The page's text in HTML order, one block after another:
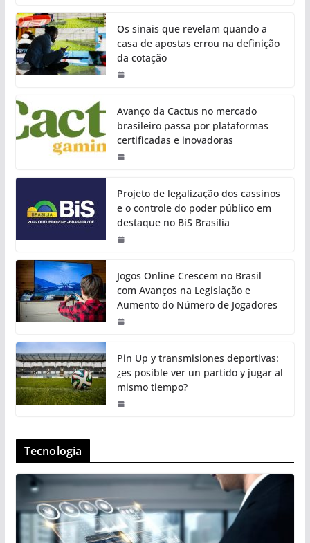
Os sinais que revelam quando a
casa de apostas errou na definição
da cotação
Avanço da Cactus no mercado
brasileiro passa por plataformas
certificadas e inovadoras
Projeto de legalização dos cassinos
e o controle do poder público em
destaque no BiS Brasília
Jogos Online Crescem no Brasil
com Avanços na Legislação e
Aumento do Número de Jogadores
Pin Up y transmisiones deportivas:
¿es posible ver un partido y jugar al
mismo tiempo?
Tecnologia